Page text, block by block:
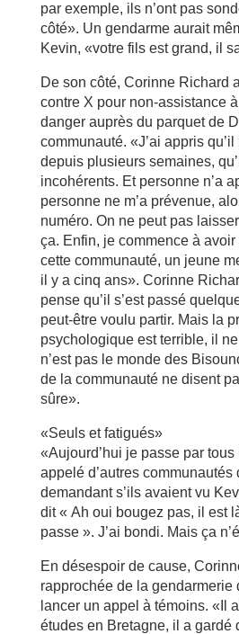
par exemple, ils n’ont pas
côté». Un gendarme aurait
Kevin, «votre fils est grand, il
De son côté, Corinne Richard
contre X pour non-assistance
danger auprès du parquet de
communauté. «J’ai appris qu’il
depuis plusieurs semaines,
incohérents. Et personne n’a
personne ne m’a prévenue,
numéro. On ne peut pas
ça. Enfin, je commence à
cette communauté, un jeune
il y a cinq ans». Corinne
pense qu’il s’est passé
peut-être voulu partir. Mais la
psychologique est terrible, il
n’est pas le monde des
de la communauté ne disent
sûre».
«Seuls et fatigués»
«Aujourd’hui je passe par tous
appelé d’autres communautés
demandant s’ils avaient vu
dit « Ah oui bougez pas, il est
passe ». J’ai bondi. Mais ça
En désespoir de cause,
rapprochée de la gendarmerie
lancer un appel à témoins. «Il
études en Bretagne, il a gardé